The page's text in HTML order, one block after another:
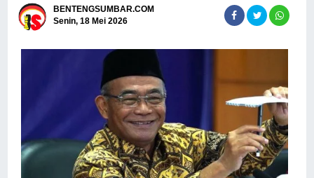
BENTENGSUMBAR.COM
Senin, 18 Mei 2026